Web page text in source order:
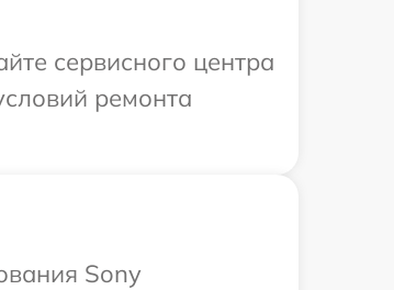
сервисного центра
ремонта
Sony